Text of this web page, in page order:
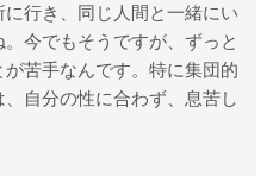
行き、同じ人間と一緒にい
今でもそうですが、ずっと
苦手なんです。特に集団的
自分の性に合わず、息苦し